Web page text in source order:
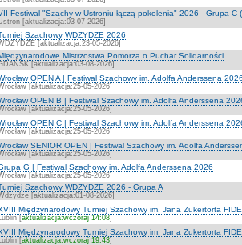
Festiwal "Szachy w Ustroniu łączą pokolenia" 2026 - Grupa C
[aktualizacja:03-07-2026]
Szachowy WDZYDZE 2026
[aktualizacja:23-05-2026]
Mistrzostwa Pomorza o Puchar Solidarności
[aktualizacja:03-08-2026]
OPEN A | Festiwal Szachowy im. Adolfa Anderssena
[aktualizacja:25-05-2026]
OPEN B | Festiwal Szachowy im. Adolfa Anderssena
[aktualizacja:25-05-2026]
OPEN C | Festiwal Szachowy im. Adolfa Anderssena
[aktualizacja:25-05-2026]
SENIOR OPEN | Festiwal Szachowy im. Adolfa
[aktualizacja:25-05-2026]
G | Festiwal Szachowy im. Adolfa Anderssena 2026
[aktualizacja:25-05-2026]
Szachowy WDZYDZE 2026 - Grupa A
[aktualizacja:01-08-2026]
Międzynarodowy Turniej Szachowy im. Jana Zukertorta
[aktualizacja:wczoraj 14:08]
Międzynarodowy Turniej Szachowy im. Jana Zukertorta
[aktualizacja:wczoraj 19:43]